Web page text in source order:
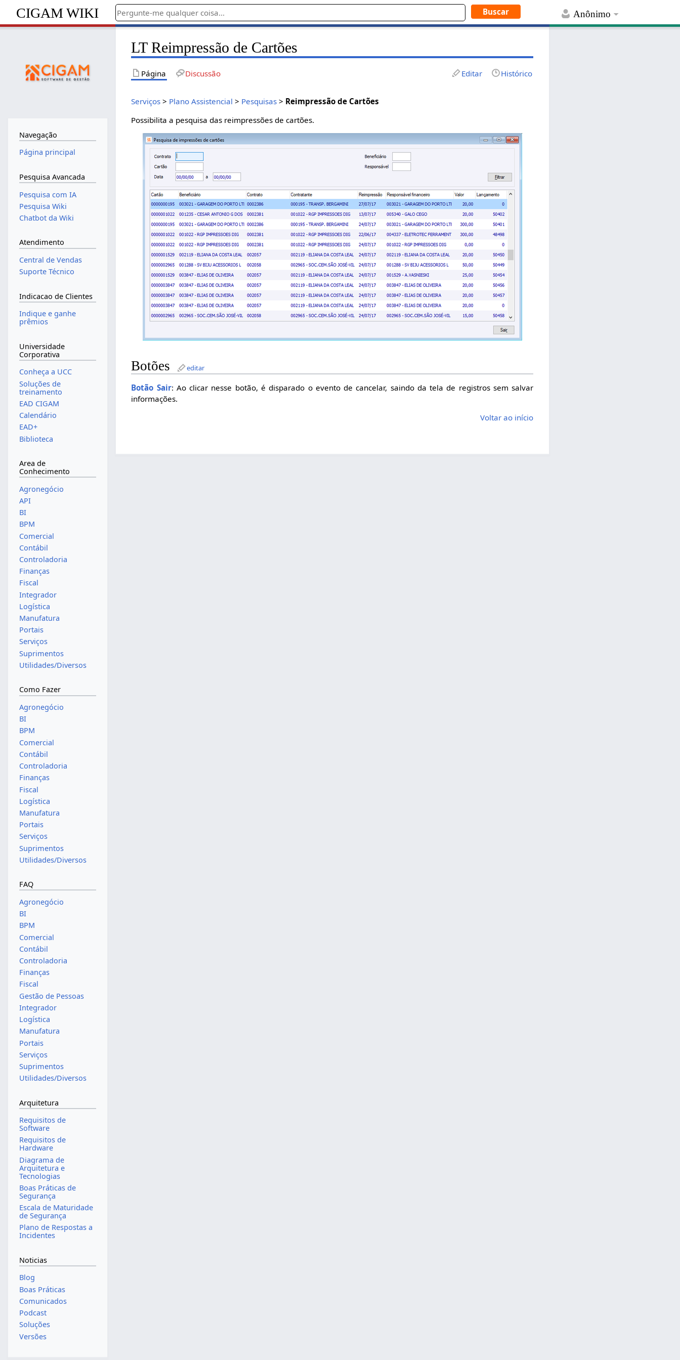
Anônimo
CIGAM WIKI
LT Reimpressão de Cartões
Página Discussão Editar Histórico
Serviços > Plano Assistencial > Pesquisas > Reimpressão de Cartões
Possibilita a pesquisa das reimpressões de cartões.
Botões editar
Botão Sair: Ao clicar nesse botão, é disparado o evento de cancelar, saindo da tela de registros sem salvar
informações.
Voltar ao início
Navegação
Página principal
Pesquisa Avancada
Pesquisa com IA
Pesquisa Wiki
Chatbot da Wiki
Atendimento
Central de Vendas
Suporte Técnico
Indicacao de Clientes
Indique e ganhe
prêmios
Universidade
Corporativa
Conheça a UCC
Soluções de
treinamento
EAD CIGAM
Calendário
EAD+
Biblioteca
Area de
Conhecimento
Agronegócio
API
BI
BPM
Comercial
Contábil
Controladoria
Finanças
Fiscal
Integrador
Logística
Manufatura
Portais
Serviços
Suprimentos
Utilidades/Diversos
Como Fazer
Agronegócio
BI
BPM
Comercial
Contábil
Controladoria
Finanças
Fiscal
Logística
Manufatura
Portais
Serviços
Suprimentos
Utilidades/Diversos
FAQ
Agronegócio
BI
BPM
Comercial
Contábil
Controladoria
Finanças
Fiscal
Gestão de Pessoas
Integrador
Logística
Manufatura
Portais
Serviços
Suprimentos
Utilidades/Diversos
Arquitetura
Requisitos de
Software
Requisitos de
Hardware
Diagrama de
Arquitetura e
Tecnologias
Boas Práticas de
Segurança
Escala de Maturidade
de Segurança
Plano de Respostas a
Incidentes
Noticias
Blog
Boas Práticas
Comunicados
Podcast
Soluções
Versões